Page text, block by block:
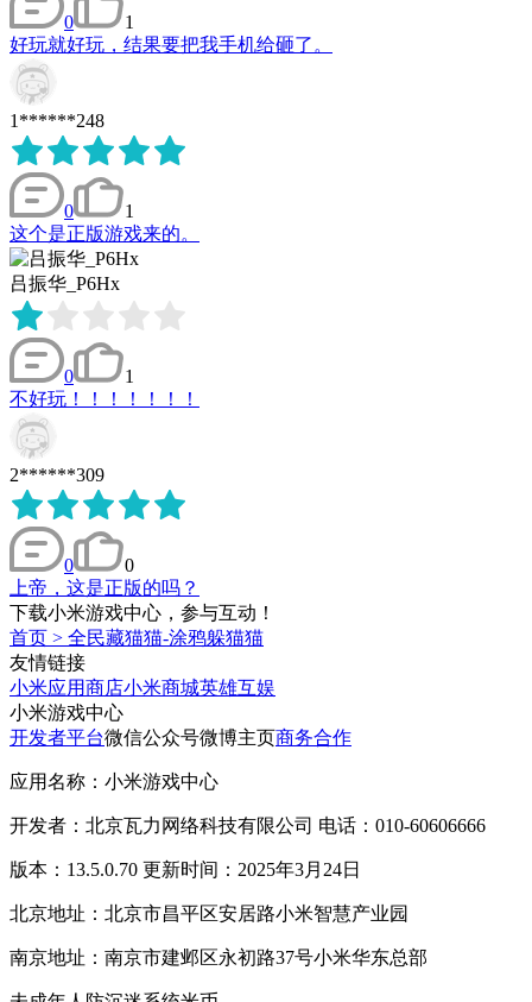
0
1
好玩就好玩，结果要把我手机给砸了。
1******248
0
1
这个是正版游戏来的。
吕振华_P6Hx
0
1
不好玩！！！！！！！
2******309
0
0
上帝，这是正版的吗？
下载小米游戏中心，参与互动！
首页 > 全民藏猫猫-涂鸦躲猫猫
友情链接
小米应用商店小米商城英雄互娱
小米游戏中心
开发者平台微信公众号微博主页商务合作
应用名称：小米游戏中心
开发者：北京瓦力网络科技有限公司 电话：010-60606666
版本：13.5.0.70 更新时间：2025年3月24日
北京地址：北京市昌平区安居路小米智慧产业园
南京地址：南京市建邺区永初路37号小米华东总部